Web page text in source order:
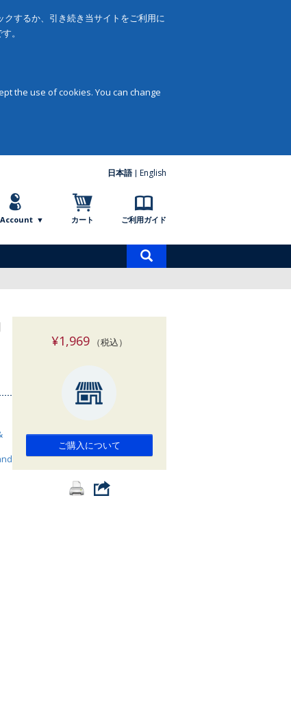
するか、引き続き当サイトをご利用に
。
the use of cookies. You can change
日本語 English
カート ご利用ガイド
索
¥1,969（税込）
ご購入について